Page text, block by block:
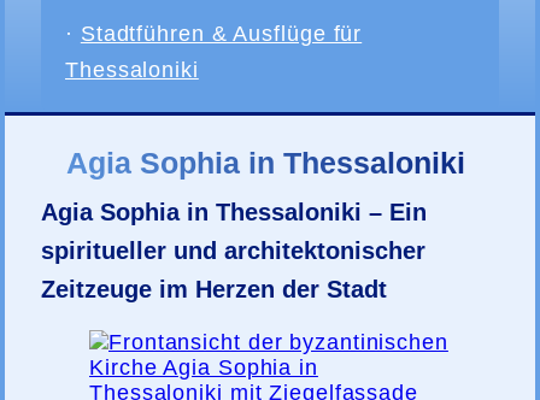
· Stadtführen & Ausflüge für
Thessaloniki
Agia Sophia in Thessaloniki
Agia Sophia in Thessaloniki – Ein
spiritueller und architektonischer
Zeitzeuge im Herzen der Stadt